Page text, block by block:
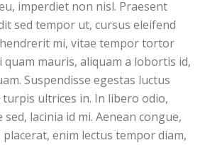
imperdiet non nisl. Praesent
sed tempor ut, cursus eleifend
mi, vitae tempor tortor
mauris, aliquam a lobortis id,
Suspendisse egestas luctus
ultrices in. In libero odio,
lacinia id mi. Aenean congue,
enim lectus tempor diam,